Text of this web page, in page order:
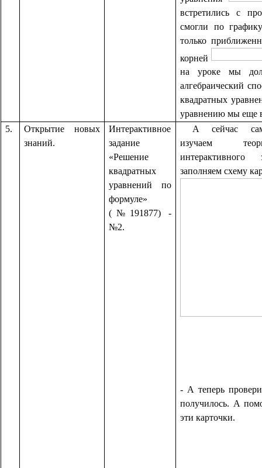
встретились с
смогли по
только
корней
на уроке мы
алгебраический
квадратных
уравнению мы еще
5.
Открытие новых
знаний.
Интерактивное
задание
«Решение
квадратных
уравнений по
формуле»
(№191877) -
№2.
А сейчас
изучаем
заполняем схему
- А теперь
получилось. А
эти карточки.